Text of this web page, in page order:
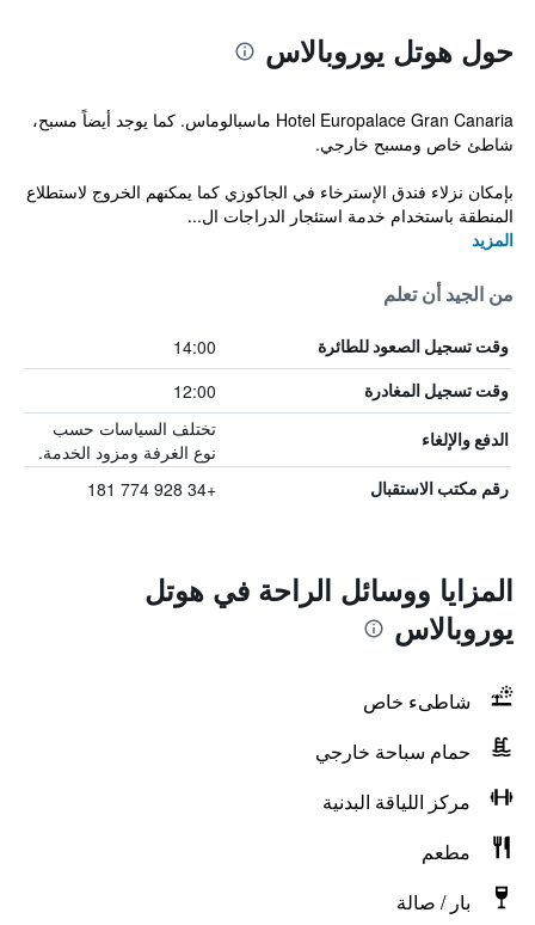
حول هوتل يوروبالاس
Hotel Europalace Gran Canaria ماسبالوماس. كما يوجد أيضاً مسبح،
شاطئ خاص ومسبح خارجي.
بإمكان نزلاء فندق الإسترخاء في الجاكوزي كما يمكنهم الخروج لاستطلاع
المنطقة باستخدام خدمة استئجار الدراجات ال...
المزيد
من الجيد أن تعلم
وقت تسجيل الصعود للطائرة 14:00
وقت تسجيل المغادرة 12:00
الدفع والإلغاء
تختلف السياسات حسب
نوع الغرفة ومزود الخدمة.
رقم مكتب الاستقبال +34 928 774 181
المزايا ووسائل الراحة في هوتل
يوروبالاس
شاطىء خاص
حمام سباحة خارجي
مركز اللياقة البدنية
مطعم
بار / صالة